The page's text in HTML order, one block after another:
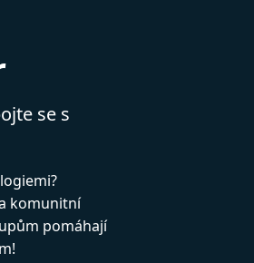
se s
komunitní
pomáhají